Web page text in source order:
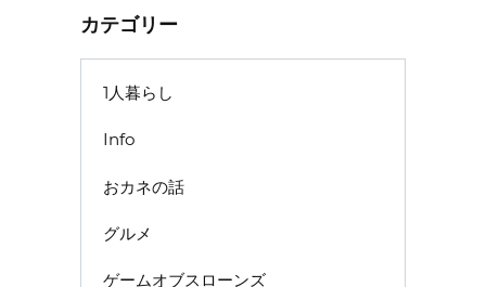
カテゴリー
1人暮らし
Info
おカネの話
グルメ
ゲームオブスローンズ